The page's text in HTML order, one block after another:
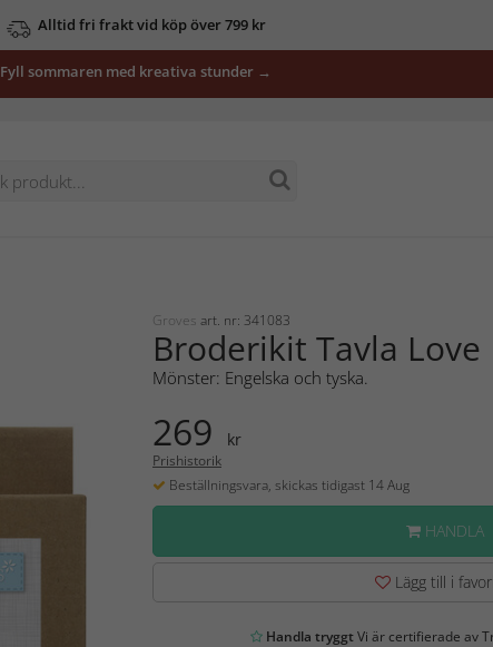
Alltid fri frakt vid köp över 799 kr
Fyll sommaren med kreativa stunder →
Groves art. nr: 341083
Broderikit Tavla Love
Mönster: Engelska och tyska.
269 kr
Prishistorik
Beställningsvara, skickas tidigast 14 Aug
HANDLA
Lägg till i
Handla tryggtVi är certifierade av